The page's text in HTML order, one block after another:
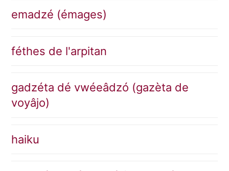
emadzé (émages)
féthes de l'arpitan
gadzéta dé vwéeâdzó (gazèta de
voyâjo)
haiku